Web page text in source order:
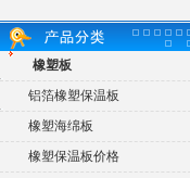
橡塑板
铝箔橡塑保温板
橡塑海绵板
橡塑保温板价格